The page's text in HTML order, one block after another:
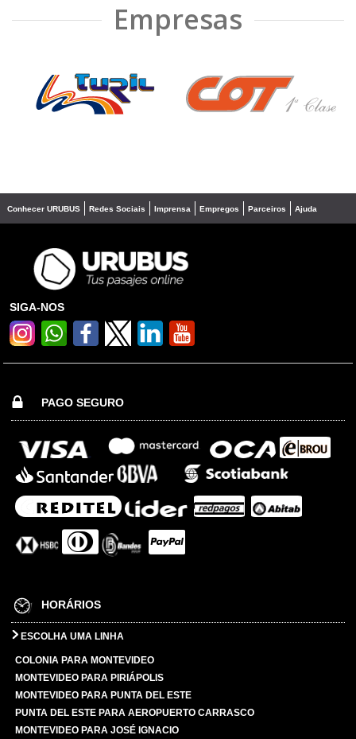
Empresas
❮ ❯
Conhecer URUBUS Redes Sociais Imprensa Empregos Parceiros Ajuda
SIGA-NOS
PAGO SEGURO
HORÁRIOS
ESCOLHA UMA LINHA
COLONIA PARA MONTEVIDEO
MONTEVIDEO PARA PIRIÁPOLIS
MONTEVIDEO PARA PUNTA DEL ESTE
PUNTA DEL ESTE PARA AEROPUERTO CARRASCO
MONTEVIDEO PARA JOSÉ IGNACIO